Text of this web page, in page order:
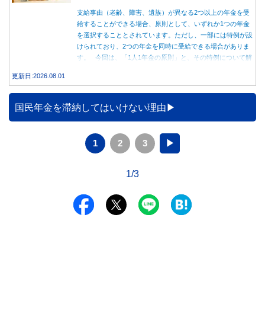
支給事由（老齢、障害、遺族）が異なる2つ以上の年金を受
給することができる場合、原則として、いずれか1つの年金
を選択することとされています。ただし、一部には特例が設
けられており、2つの年金を同時に受給できる場合がありま
す。 今回は、「1人1年金の原則」と、その特例について解
更新日:2026.08.01
国民年金を滞納してはいけない理由
1 2 3 ▶
1/3